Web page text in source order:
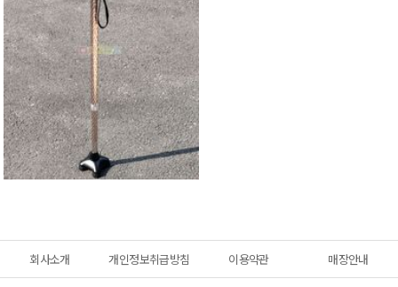
회사소개 개인정보취급방침 이용약관 매장안내